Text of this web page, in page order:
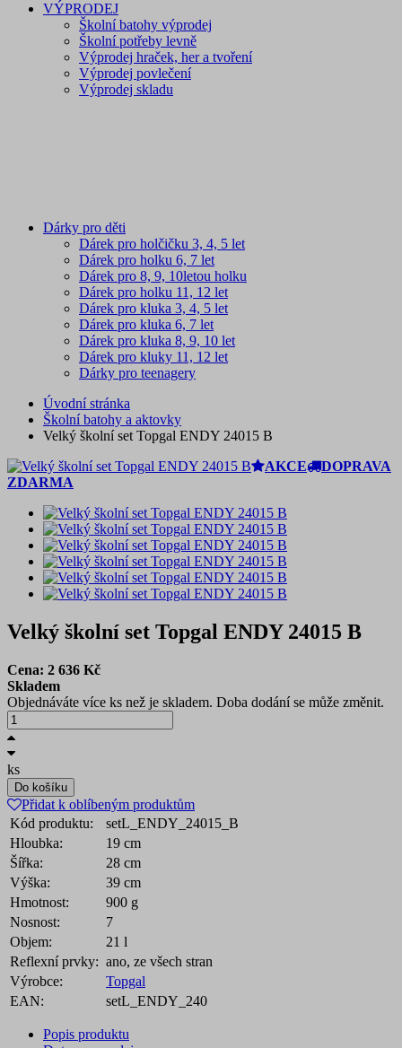
VÝPRODEJ
Školní batohy výprodej
Školní potřeby levně
Výprodej hraček, her a tvoření
Výprodej povlečení
Výprodej skladu
Dárky pro děti
Dárek pro holčičku 3, 4, 5 let
Dárek pro holku 6, 7 let
Dárek pro 8, 9, 10letou holku
Dárek pro holku 11, 12 let
Dárek pro kluka 3, 4, 5 let
Dárek pro kluka 6, 7 let
Dárek pro kluka 8, 9, 10 let
Dárek pro kluky 11, 12 let
Dárky pro teenagery
Úvodní stránka
Školní batohy a aktovky
Velký školní set Topgal ENDY 24015 B
AKCE
DOPRAVA
ZDARMA
Velký školní set Topgal ENDY 24015 B
Cena: 2 636 Kč
Skladem
Objednáváte více ks než je skladem. Doba dodání se může změnit.
ks
Do košíku
Přidat k oblíbeným produktům
Kód produktu:
setL_ENDY_24015_B
Hloubka:
19 cm
Šířka:
28 cm
Výška:
39 cm
Hmotnost:
900 g
Nosnost:
7
Objem:
21 l
Reflexní prvky: ano, ze všech stran
Výrobce:
Topgal
EAN:
setL_ENDY_240
Popis produktu